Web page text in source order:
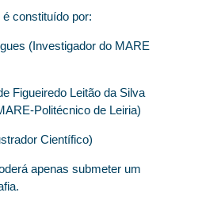
constituído por:
(Investigador do MARE
Figueiredo Leitão da Silva
Politécnico de Leiria)
Científico)
apenas submeter um